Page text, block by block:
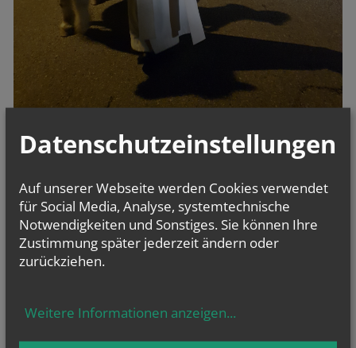
Datenschutzeinstellungen
Auf unserer Webseite werden Cookies verwendet
für Social Media, Analyse, systemtechnische
Notwendigkeiten und Sonstiges. Sie können Ihre
Zustimmung später jederzeit ändern oder
zurückziehen.
Weitere Informationen anzeigen...